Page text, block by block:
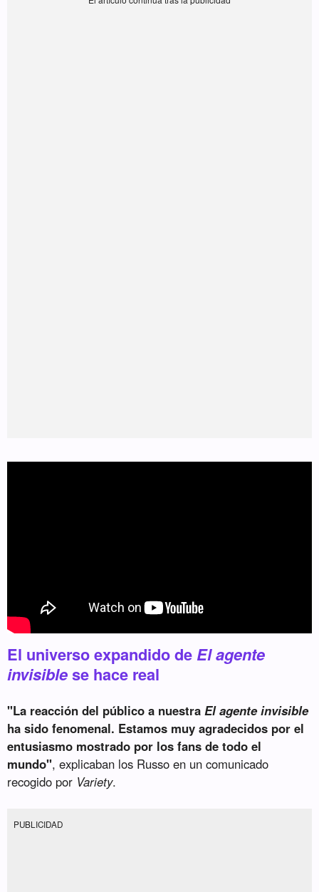
El universo expandido de El agente
invisiblese hace real
"La reacción del público a nuestraEl agente invisible
ha sido fenomenal. Estamos muy agradecidos por el
entusiasmo mostrado por los fans de todo el
mundo", explicaban los Russo en un comunicado
recogido por Variety.
PUBLICIDAD